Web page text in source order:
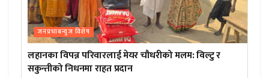
जनप्रभाबन्युज विशेष
लहानका विपन्न परिवारलाई मेयर चौधरीको मलम: विल्टु र
सकुन्तीको निधनमा राहत प्रदान